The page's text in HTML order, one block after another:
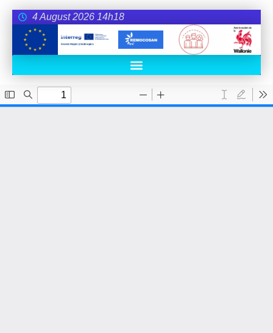
4 August 2026 14h18